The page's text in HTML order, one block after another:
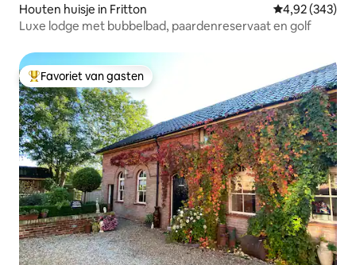
Houten huisje in Fritton Gemiddelde
4,92 (343)
Luxe lodge met bubbelbad, paardenreservaat en golf
Topfavoriet van gasten
Favoriet van gasten